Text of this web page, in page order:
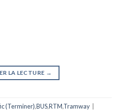
LA LECTURE →
(Terminer),BUS,RTM,Tramway